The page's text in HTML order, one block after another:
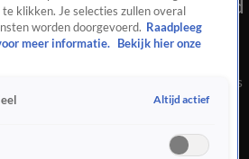
in Zwitserland voorafgaand
aan de wedstrijd Nederland-Wales
duizenden supporters mee in de
klikken. Je selecties zullen overal
worden doorgevoerd. Raadpleeg
meer informatie.
Bekijk hier onze
Altijd actief